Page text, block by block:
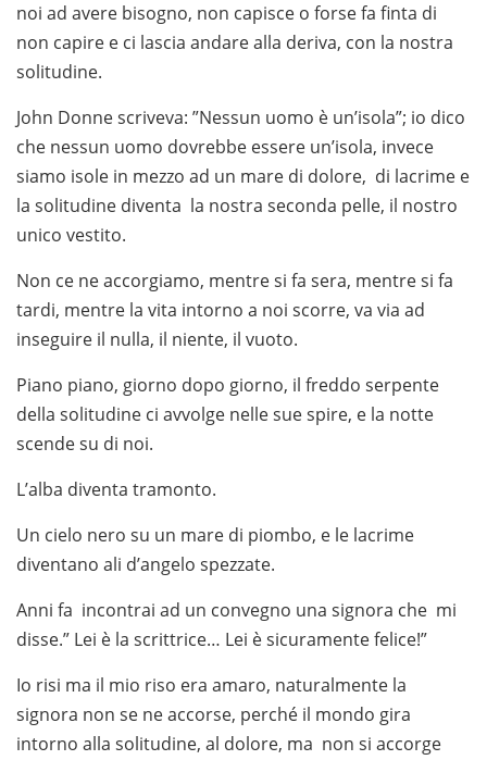
noi ad avere bisogno, non capisce o forse fa finta di
non capire e ci lascia andare alla deriva, con la nostra
solitudine.
John Donne scriveva: ”Nessun uomo è un’isola”; io dico
che nessun uomo dovrebbe essere un’isola, invece
siamo isole in mezzo ad un mare di dolore, di lacrime e
la solitudine diventa la nostra seconda pelle, il nostro
unico vestito.
Non ce ne accorgiamo, mentre si fa sera, mentre si fa
tardi, mentre la vita intorno a noi scorre, va via ad
inseguire il nulla, il niente, il vuoto.
Piano piano, giorno dopo giorno, il freddo serpente
della solitudine ci avvolge nelle sue spire, e la notte
scende su di noi.
L’alba diventa tramonto.
Un cielo nero su un mare di piombo, e le lacrime
diventano ali d’angelo spezzate.
Anni fa incontrai ad un convegno una signora che mi
disse.” Lei è la scrittrice… Lei è sicuramente felice!”
Io risi ma il mio riso era amaro, naturalmente la
signora non se ne accorse, perché il mondo gira
intorno alla solitudine, al dolore, ma non si accorge